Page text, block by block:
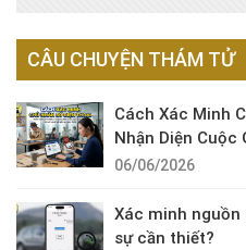
CÂU CHUYỆN THÁM TỬ
Cách Xác Minh
Nhận Diện Cuộc
06/06/2026
Xác minh
sự cần thiết?